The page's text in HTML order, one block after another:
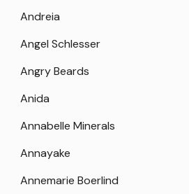
Andreia
Angel Schlesser
Angry Beards
Anida
Annabelle Minerals
Annayake
Annemarie Boerlind